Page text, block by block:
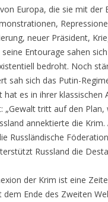
Europa, die sie mit der
neuer Präsident,
seine Entourage sahen
bedroht. Noch
sah sich das Putin-
hat es in ihrer klassischen
„Gewalt tritt auf den
annektierte die
Russländische
Russland die
der Krim ist eine
dem Ende des Zweiten